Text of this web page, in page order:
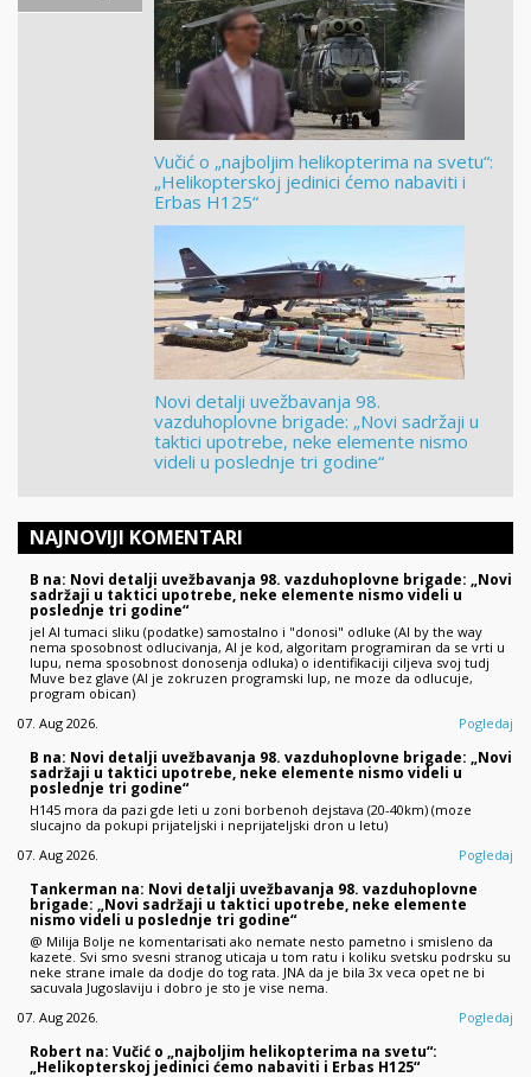
Vučić o „najboljim helikopterima na svetu“:
„Helikopterskoj jedinici ćemo nabaviti i
Erbas H125“
Novi detalji uvežbavanja 98.
vazduhoplovne brigade: „Novi sadržaji u
taktici upotrebe, neke elemente nismo
videli u poslednje tri godine“
NAJNOVIJI KOMENTARI
B na: Novi detalji uvežbavanja 98. vazduhoplovne brigade: „Novi
sadržaji u taktici upotrebe, neke elemente nismo videli u
poslednje tri godine“
jel AI tumaci sliku (podatke) samostalno i "donosi" odluke (AI by the way
nema sposobnost odlucivanja, AI je kod, algoritam programiran da se vrti u
lupu, nema sposobnost donosenja odluka) o identifikaciji ciljeva svoj tudj
Muve bez glave (AI je zokruzen programski lup, ne moze da odlucuje,
program obican)
07. Aug 2026.
Pogledaj
B na: Novi detalji uvežbavanja 98. vazduhoplovne brigade: „Novi
sadržaji u taktici upotrebe, neke elemente nismo videli u
poslednje tri godine“
H145 mora da pazi gde leti u zoni borbenoh dejstava (20-40km) (moze
slucajno da pokupi prijateljski i neprijateljski dron u letu)
07. Aug 2026.
Pogledaj
Tankerman na: Novi detalji uvežbavanja 98. vazduhoplovne
brigade: „Novi sadržaji u taktici upotrebe, neke elemente
nismo videli u poslednje tri godine“
@ Milija Bolje ne komentarisati ako nemate nesto pametno i smisleno da
kazete. Svi smo svesni stranog uticaja u tom ratu i koliku svetsku podrsku su
neke strane imale da dodje do tog rata. JNA da je bila 3x veca opet ne bi
sacuvala Jugoslaviju i dobro je sto je vise nema.
07. Aug 2026.
Pogledaj
Robert na: Vučić o „najboljim helikopterima na svetu“:
„Helikopterskoj jedinici ćemo nabaviti i Erbas H125“